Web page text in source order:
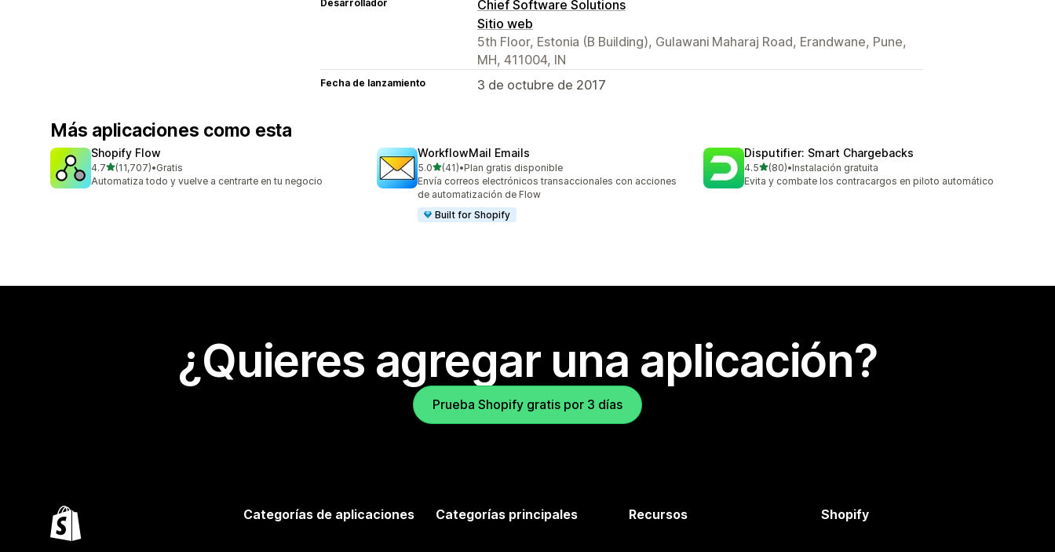
Desarrollador
Chief Software Solutions
Sitio web
5th Floor, Estonia (B Building), Gulawani Maharaj Road, Erandwane, Pune,
MH, 411004, IN
Fecha de lanzamiento 3 de octubre de 2017
Más aplicaciones como esta
Shopify Flow
4.7de 5 estrellas
(11,707)
11707 reseñas en total
•Gratis
Automatiza todo y vuelve a centrarte en tu negocio
WorkflowMail Emails
5.0de 5 estrellas
(41)
41 reseñas en total
•Plan gratis disponible
Envía correos electrónicos transaccionales con acciones
de automatización de Flow
Built for Shopify
Disputifier: Smart Chargebacks
4.5de 5 estrellas
(80)
80 reseñas en total
•Instalación gratuita
Evita y combate los contracargos en piloto automático
¿Quieres agregar una aplicación?
Prueba Shopify gratis por 3 días
Categorías de aplicaciones Categorías principales Recursos Shopify